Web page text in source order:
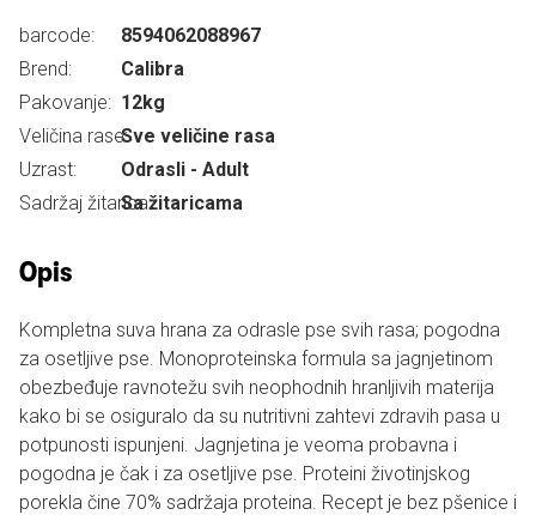
barcode:
8594062088967
Brend:
Calibra
Pakovanje: 12kg
Veličina rase:Sve veličine rasa
Uzrast:
Odrasli - Adult
Sadržaj žitarica:Sa žitaricama
Opis
Kompletna suva hrana za odrasle pse svih rasa; pogodna
za osetljive pse. Monoproteinska formula sa jagnjetinom
obezbeđuje ravnotežu svih neophodnih hranljivih materija
kako bi se osiguralo da su nutritivni zahtevi zdravih pasa u
potpunosti ispunjeni. Jagnjetina je veoma probavna i
pogodna je čak i za osetljive pse. Proteini životinjskog
porekla čine 70% sadržaja proteina. Recept je bez pšenice i